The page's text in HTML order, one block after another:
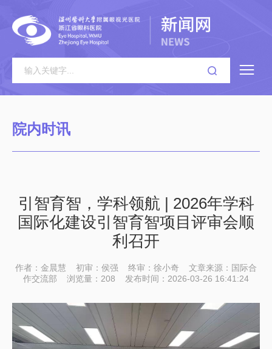
院内时讯
引智育智，学科领航 | 2026年学科
国际化建设引智育智项目评审会顺
利召开
作者：金晨慧 初审：侯强 终审：徐小奇
文章来源：国际合
作交流部 浏览量： 208 发布时间：2026-03-26 16:41:24